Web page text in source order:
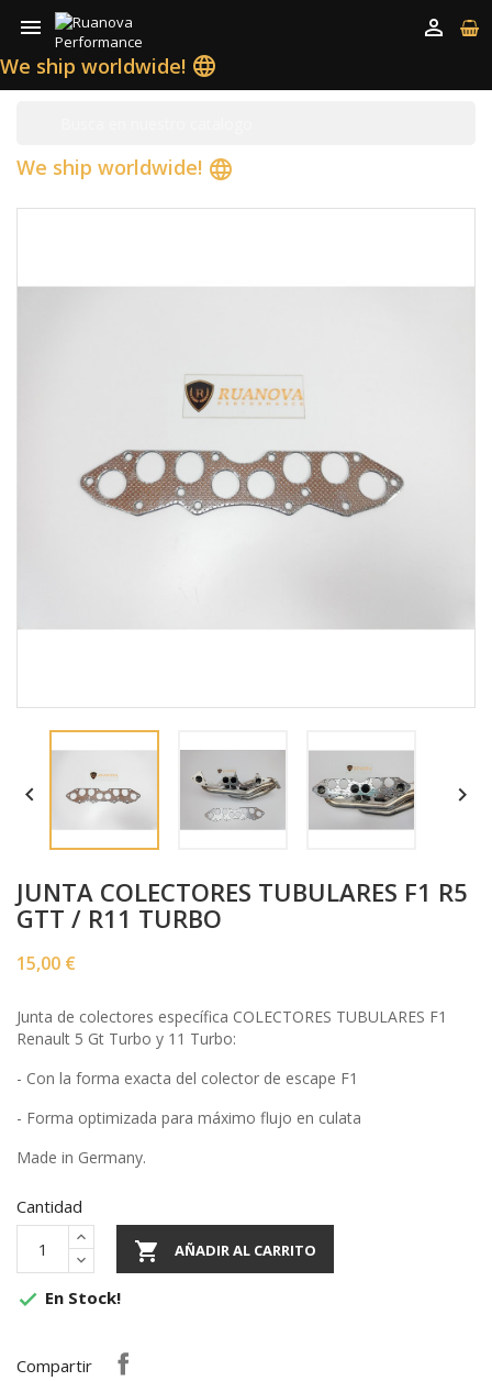


We ship worldwide! language
We ship worldwide! language
 
JUNTA COLECTORES TUBULARES F1 R5
GTT / R11 TURBO
15,00 €
Junta de colectores específica COLECTORES TUBULARES F1
Renault 5 Gt Turbo y 11 Turbo:
- Con la forma exacta del colector de escape F1
- Forma optimizada para máximo flujo en culata
Made in Germany.
Cantidad
 AÑADIR AL CARRITO
 En Stock!
Compartir